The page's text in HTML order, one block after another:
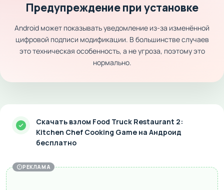
Предупреждение при установке
Android может показывать уведомление из-за изменённой
цифровой подписи модификации. В большинстве случаев
это техническая особенность, а не угроза, поэтому это
нормально.
Скачать взлом Food Truck Restaurant 2:
Kitchen Chef Cooking Game на Андроид
бесплатно
РЕКЛАМА